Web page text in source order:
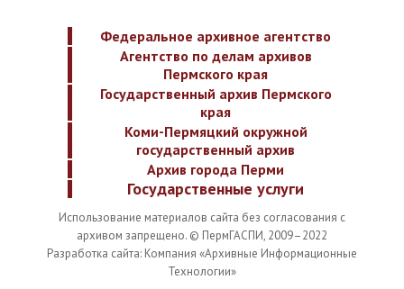
Федеральное архивное агентство
Агентство по делам архивов
Пермского края
Государственный архив Пермского
края
Коми-Пермяцкий окружной
государственный архив
Архив города Перми
Государственные услуги
Использование материалов сайта без согласования с
архивом запрещено. © ПермГАСПИ, 2009–2022
Разработка сайта: Компания «Архивные Информационные
Технологии»